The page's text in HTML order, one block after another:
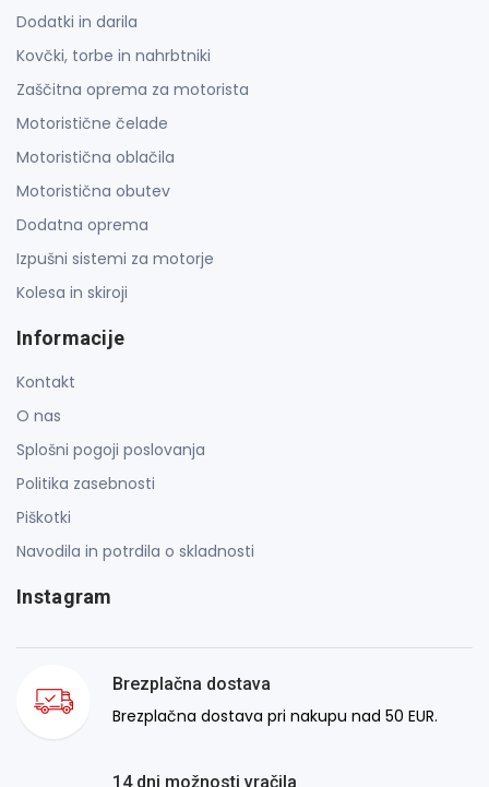
Dodatki in darila
Kovčki, torbe in nahrbtniki
Zaščitna oprema za motorista
Motoristične čelade
Motoristična oblačila
Motoristična obutev
Dodatna oprema
Izpušni sistemi za motorje
Kolesa in skiroji
Informacije
Kontakt
O nas
Splošni pogoji poslovanja
Politika zasebnosti
Piškotki
Navodila in potrdila o skladnosti
Instagram
Brezplačna dostava
Brezplačna dostava pri nakupu nad 50 EUR.
14 dni možnosti vračila